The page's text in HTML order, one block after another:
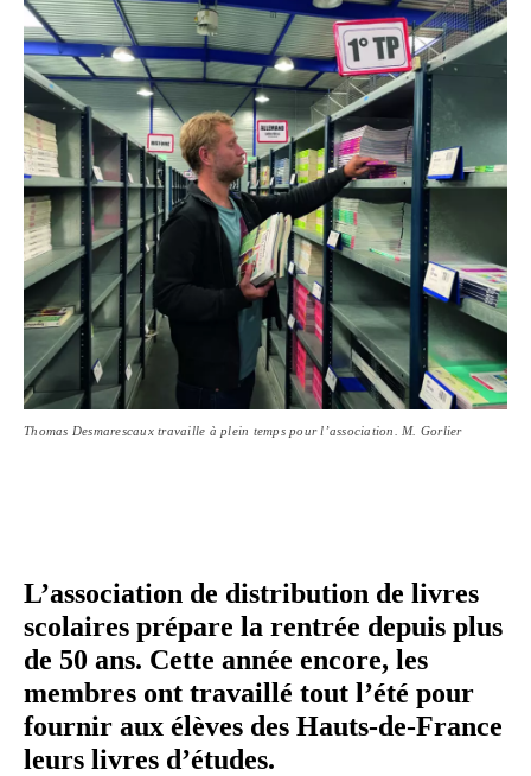
Thomas Desmarescaux travaille à plein temps pour l’association. M. Gorlier
L’association de dis­tri­bu­tion de livres
scolaires prépare la rentrée depuis plus
de 50 ans. Cette année encore, les
membres ont travaillé tout l’été pour
fournir aux élèves des Hauts-​de-​France
leurs livres d’études.